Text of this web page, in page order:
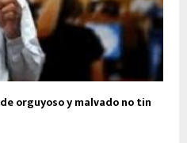
orguyoso y malvado no tin